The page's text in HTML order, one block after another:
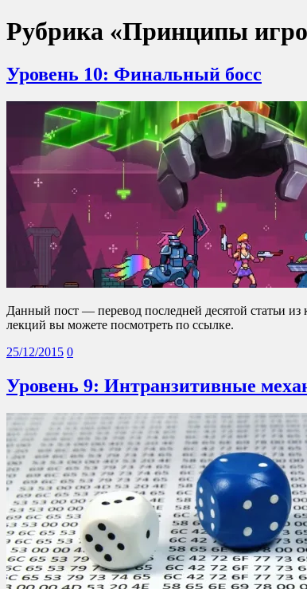
Рубрика «Принципы
Уровень 10: Финальный босс
Данный пост — перевод последней десятой статьи
лекций вы можете посмотреть по ссылке.
25/12/2015 0
Уровень 9: Интранзитивные